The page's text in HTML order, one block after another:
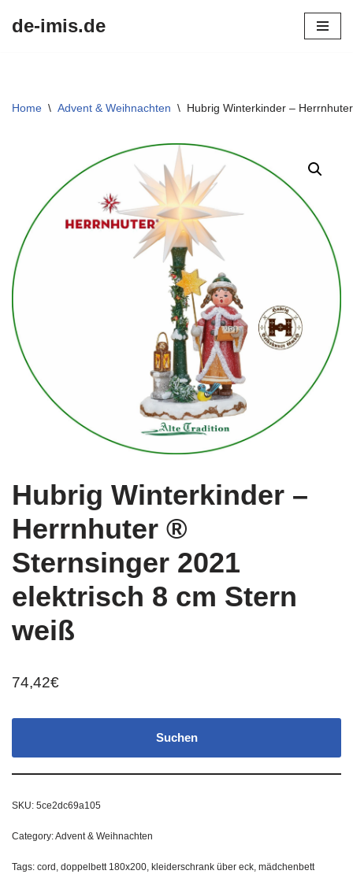
de-imis.de
Home \ Advent & Weihnachten \ Hubrig Winterkinder –
Hubrig Winterkinder –
Herrnhuter ®
Sternsinger 2021
elektrisch 8 cm Stern
weiß
74,42€
Suchen
SKU: 5ce2dc69a105
Category:Advent & Weihnachten
Tags: cord doppelbett 180x200 kleiderschrank über eck mädchenbett